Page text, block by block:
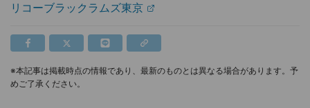
リコーブラックラムズ東京
※本記事は掲載時点の情報であり、最新のものとは異なる場合があります。予
めご了承ください。